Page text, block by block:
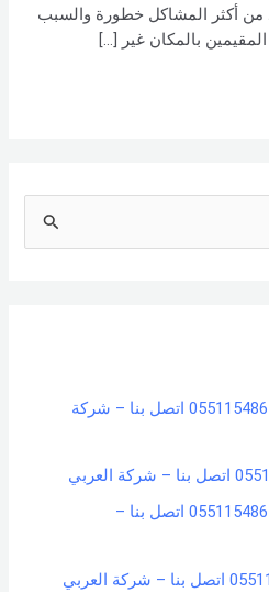
من أكثر المشاكل خطورة والسبب
بالمكان غير […]
صيانة مكائن القهوة بحائل – 0551154864 اتصل بنا – شركة
شركة صيانة مكيفات بحائل -0551154864 اتصل بنا –